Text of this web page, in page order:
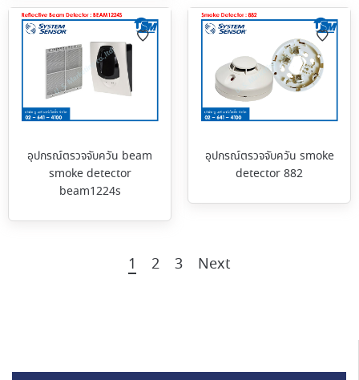
อุปกรณ์ตรวจจับควัน beam
smoke detector
beam1224s
อุปกรณ์ตรวจจับควัน smoke
detector 882
1 2 3 Next